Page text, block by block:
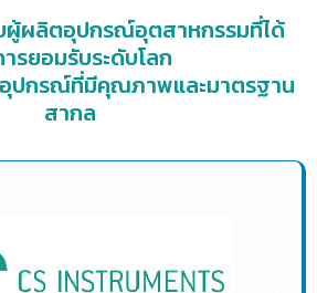
ผู้ผลิตอุปกรณ์อุตสาหกรรมที่ได้
รยอมรับระดับโลก
อุปกรณ์ที่มีคุณภาพและมาตรฐาน
สากล